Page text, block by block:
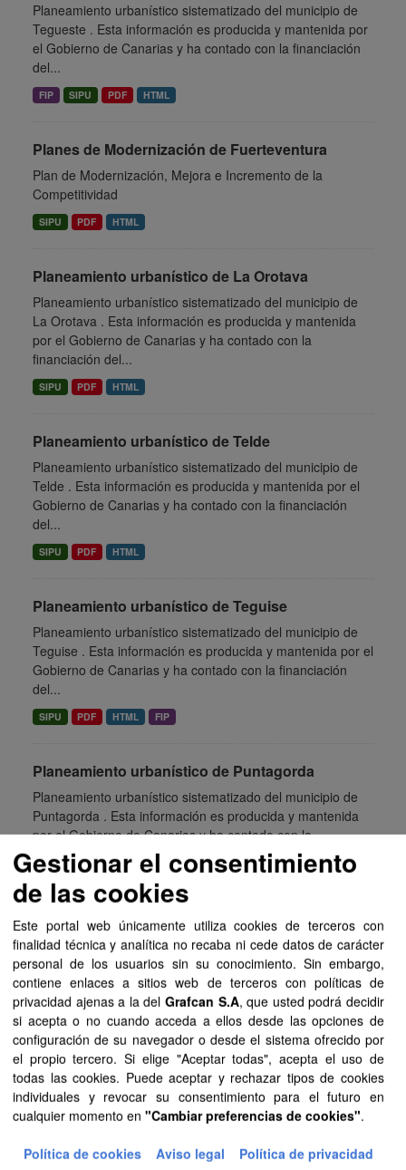
Planeamiento urbanístico sistematizado del municipio de
Tegueste . Esta información es producida y mantenida por
el Gobierno de Canarias y ha contado con la financiación
del...
FIP SIPU PDF HTML
Planes de Modernización de Fuerteventura
Plan de Modernización, Mejora e Incremento de la
Competitividad
SIPU PDF HTML
Planeamiento urbanístico de La Orotava
Planeamiento urbanístico sistematizado del municipio de
La Orotava . Esta información es producida y mantenida
por el Gobierno de Canarias y ha contado con la
financiación del...
SIPU PDF HTML
Planeamiento urbanístico de Telde
Planeamiento urbanístico sistematizado del municipio de
Telde . Esta información es producida y mantenida por el
Gobierno de Canarias y ha contado con la financiación
del...
SIPU PDF HTML
Planeamiento urbanístico de Teguise
Planeamiento urbanístico sistematizado del municipio de
Teguise . Esta información es producida y mantenida por el
Gobierno de Canarias y ha contado con la financiación
del...
SIPU PDF HTML FIP
Planeamiento urbanístico de Puntagorda
Planeamiento urbanístico sistematizado del municipio de
Puntagorda . Esta información es producida y mantenida
por el Gobierno de Canarias y ha contado con la
financiación del...
FIP HTML
Planeamiento urbanístico de Puerto de La Cruz
Planeamiento urbanístico sistematizado del municipio de
Puerto de La Cruz . Esta información es producida y
mantenida por el Gobierno de Canarias y ha contado con
la...
SIPU PDF HTML FIP
Planeamiento urbanístico de Tejeda
Planeamiento urbanístico sistematizado del municipio de
Tejeda . Esta información es producida y mantenida por el
Gobierno de Canarias y ha contado con la financiación
Gestionar el consentimiento
de las cookies
Este portal web únicamente utiliza cookies de terceros con
finalidad técnica y analítica no recaba ni cede datos de carácter
personal de los usuarios sin su conocimiento. Sin embargo,
contiene enlaces a sitios web de terceros con políticas de
privacidad ajenas a la del Grafcan S.A, que usted podrá decidir
si acepta o no cuando acceda a ellos desde las opciones de
configuración de su navegador o desde el sistema ofrecido por
el propio tercero. Si elige "Aceptar todas", acepta el uso de
todas las cookies. Puede aceptar y rechazar tipos de cookies
individuales y revocar su consentimiento para el futuro en
cualquier momento en "Cambiar preferencias de cookies".
Política de cookies Aviso legal Política de privacidad